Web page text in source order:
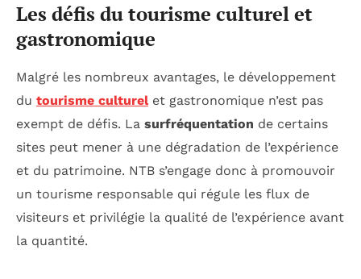
Les défis du tourisme culturel et
gastronomique
Malgré les nombreux avantages, le développement
du tourisme culturelet gastronomique n’est pas
exempt de défis. La surfréquentation de certains
sites peut mener à une dégradation de l’expérience
et du patrimoine. NTB s’engage donc à promouvoir
un tourisme responsable qui régule les flux de
visiteurs et privilégie la qualité de l’expérience avant
la quantité.